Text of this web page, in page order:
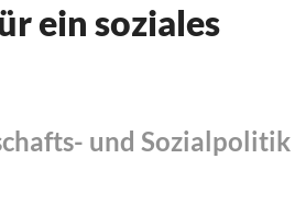
ein soziales
und Sozialpolitik
Solidarisches EUropa -